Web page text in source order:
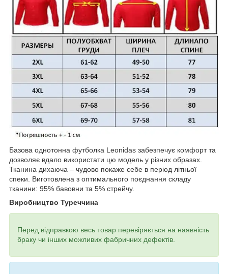
Базова однотонна футболка Leonidas забезпечує комфорт та
дозволяє вдало використати цю модель у різних образах.
Тканина дихаюча – чудово покаже себе в період літньої
спеки. Виготовлена ​​з оптимального поєднання складу
тканини: 95% бавовни та 5% стрейчу.
Виробництво Туреччина
Перед відправкою весь товар перевіряється на наявність
браку чи інших можливих фабричних дефектів.